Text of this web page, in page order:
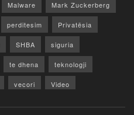
Malware Mark Zuckerberg
perditesim Privatësia
SHBA siguria
te dhena teknologji
vecori Video